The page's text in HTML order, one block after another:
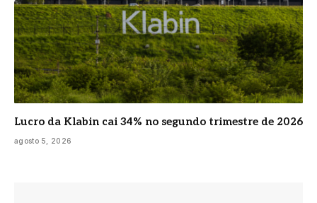
Lucro da Klabin cai 34% no segundo trimestre de 2026
agosto 5, 2026